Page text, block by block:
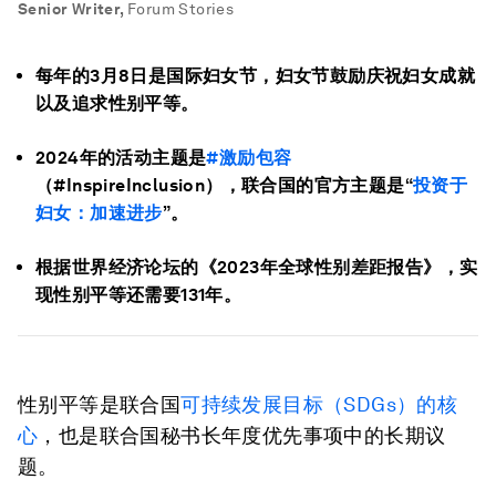
Senior Writer, Forum Stories
每年的3月8日是国际妇女节，妇女节鼓励庆祝妇女成就
以及追求性别平等。
2024年的活动主题是#激励包容
（#InspireInclusion），联合国的官方主题是“投资于
妇女：加速进步”。
根据世界经济论坛的《2023年全球性别差距报告》，实
现性别平等还需要131年。
性别平等是联合国可持续发展目标（SDGs）的核
心 ，也是联合国秘书长年度优先事项中的长期议
题。